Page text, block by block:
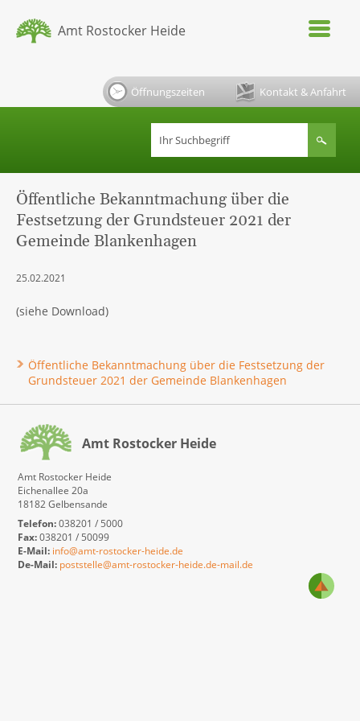
Amt Rostocker Heide
Öffnungszeiten Kontakt & Anfahrt
Öffentliche Bekanntmachung über die
Festsetzung der Grundsteuer 2021 der
Gemeinde Blankenhagen
25.02.2021
(siehe Download)
Öffentliche Bekanntmachung über die Festsetzung der
Grundsteuer 2021 der Gemeinde Blankenhagen
Amt Rostocker Heide
Amt Rostocker Heide
Eichenallee 20a
18182 Gelbensande
Telefon:038201 / 5000
Fax:038201 / 50099
E-Mail: info@amt-rostocker-heide.de
De-Mail: poststelle@amt-rostocker-heide.de-mail.de